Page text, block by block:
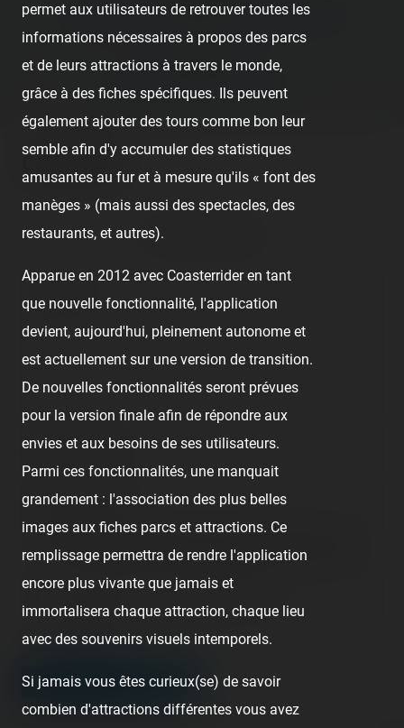
‹ LE JOUR OÙ J'AI REÇU MA ROUE D'EUROSAT
Next post:
LES PLAISIRS À BLACKPOOL ›
Comments
No comment posted.
Comment
Nom/prénom
Email address
afin de pouvoir gérer votre propre commentaire ultérieurement.
LEAVE A COMMENT
permet aux utilisateurs de retrouver toutes les
informations nécessaires à propos des parcs
et de leurs attractions à travers le monde,
grâce à des fiches spécifiques. Ils peuvent
également ajouter des tours comme bon leur
semble afin d'y accumuler des statistiques
amusantes au fur et à mesure qu'ils « font des
manèges » (mais aussi des spectacles, des
restaurants, et autres).
Apparue en 2012 avec Coasterrider en tant
que nouvelle fonctionnalité, l'application
devient, aujourd'hui, pleinement autonome et
est actuellement sur une version de transition.
De nouvelles fonctionnalités seront prévues
pour la version finale afin de répondre aux
envies et aux besoins de ses utilisateurs.
Parmi ces fonctionnalités, une manquait
grandement : l'association des plus belles
images aux fiches parcs et attractions. Ce
remplissage permettra de rendre l'application
encore plus vivante que jamais et
immortalisera chaque attraction, chaque lieu
avec des souvenirs visuels intemporels.
Si jamais vous êtes curieux(se) de savoir
combien d'attractions différentes vous avez